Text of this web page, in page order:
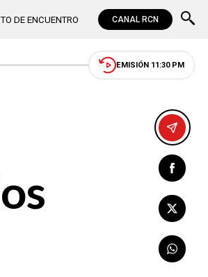
DE ENCUENTRO CANAL RCN
EMISIÓN 11:30 PM